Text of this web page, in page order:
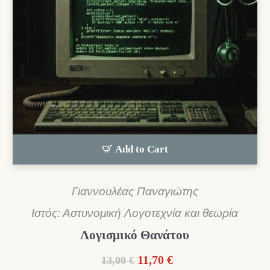
Add to Cart
Γιαννουλέας Παναγιώτης
Ιστός: Αστυνομική Λογοτεχνία και θεωρία
Λογισμικό Θανάτου
13,00 € Original
11,70 €Η